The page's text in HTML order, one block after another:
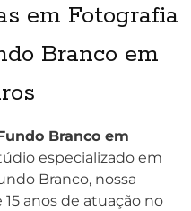
em Fotografia
Branco em
Branco em
especializado em
Branco, nossa
anos de atuação no